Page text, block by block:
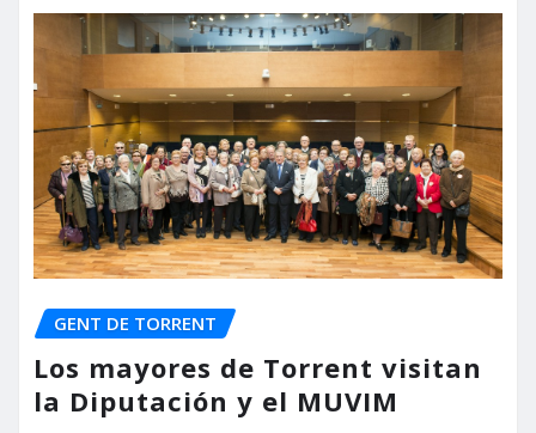
GENT DE TORRENT
Los mayores de Torrent visitan
la Diputación y el MUVIM